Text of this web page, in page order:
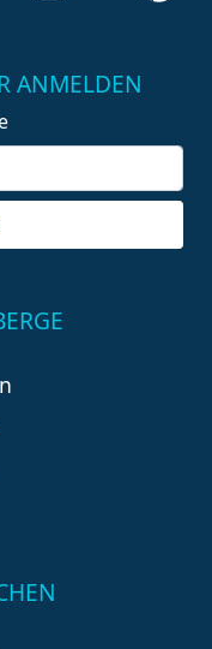
ANMELDEN